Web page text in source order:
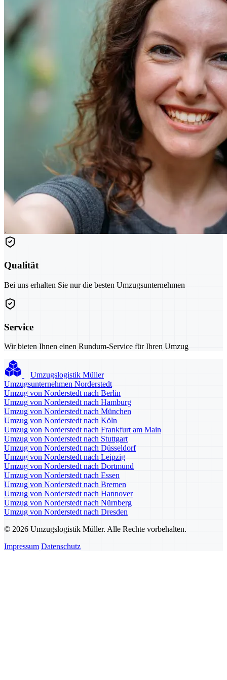
Qualität
Bei uns erhalten Sie nur die besten Umzugsunternehmen
Service
Wir bieten Ihnen einen Rundum-Service für Ihren Umzug
Umzugslogistik Müller
Umzugsunternehmen Norderstedt
Umzug von Norderstedt nach Berlin
Umzug von Norderstedt nach Hamburg
Umzug von Norderstedt nach München
Umzug von Norderstedt nach Köln
Umzug von Norderstedt nach Frankfurt am Main
Umzug von Norderstedt nach Stuttgart
Umzug von Norderstedt nach Düsseldorf
Umzug von Norderstedt nach Leipzig
Umzug von Norderstedt nach Dortmund
Umzug von Norderstedt nach Essen
Umzug von Norderstedt nach Bremen
Umzug von Norderstedt nach Hannover
Umzug von Norderstedt nach Nürnberg
Umzug von Norderstedt nach Dresden
© 2026 Umzugslogistik Müller. Alle Rechte vorbehalten.
Impressum Datenschutz